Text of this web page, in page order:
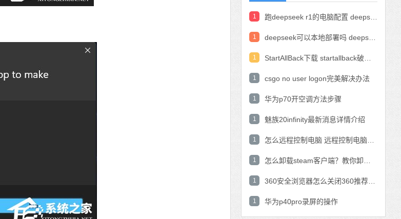
1
1
1
1 csgo no user logon完美解决办法
1 华为p70开空调方法步骤
1 魅族20infinity最新消息详情介绍
1
1
1
1 华为p40pro录屏的操作